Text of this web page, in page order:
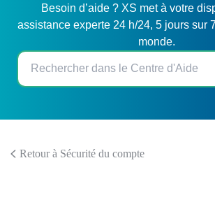
Besoin d’aide ? XS met à votre
assistance experte 24 h/24, 5 jours sur
monde.
Retour à Sécurité du compte